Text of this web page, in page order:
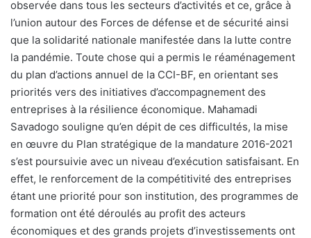
observée dans tous les secteurs d’activités et ce, grâce à
l’union autour des Forces de défense et de sécurité ainsi
que la solidarité nationale manifestée dans la lutte contre
la pandémie. Toute chose qui a permis le réaménagement
du plan d’actions annuel de la CCI-BF, en orientant ses
priorités vers des initiatives d’accompagnement des
entreprises à la résilience économique. Mahamadi
Savadogo souligne qu’en dépit de ces difficultés, la mise
en œuvre du Plan stratégique de la mandature 2016-2021
s’est poursuivie avec un niveau d’exécution satisfaisant. En
effet, le renforcement de la compétitivité des entreprises
étant une priorité pour son institution, des programmes de
formation ont été déroulés au profit des acteurs
économiques et des grands projets d’investissements ont